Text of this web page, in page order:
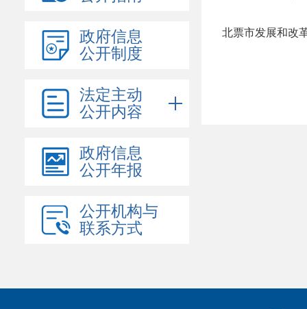
政府信息
公开制度
法定主动
公开内容
政府信息
公开年报
公开机构与
联系方式
北票市发展和改